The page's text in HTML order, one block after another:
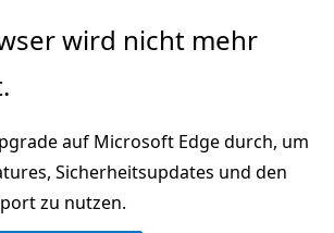
wird nicht mehr
auf Microsoft Edge durch, um
Sicherheitsupdates und den
zu nutzen.